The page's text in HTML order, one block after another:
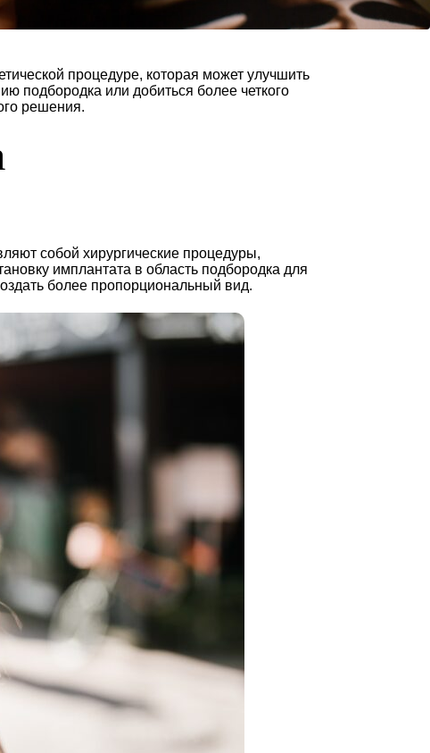
процедуре, которая может улучшить
подбородка или добиться более четкого
решения.
собой хирургические процедуры,
имплантата в область подбородка для
более пропорциональный вид.